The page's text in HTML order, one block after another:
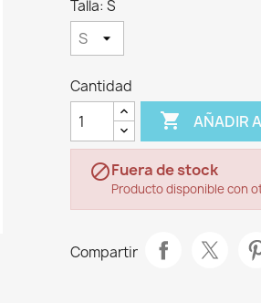
Talla: S
Cantidad
 AÑADIR
Fuera de stock
Producto disponible con
Compartir